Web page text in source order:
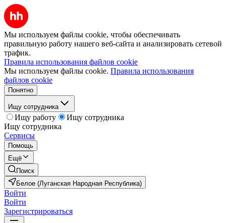
Мы используем файлы cookie, чтобы обеспечивать
правильную работу нашего веб-сайта и анализировать сетевой
трафик.
Правила использования файлов cookie
Мы используем файлы cookie. Правила использования
файлов cookie
Понятно
Ищу сотрудника
Ищу работу
Ищу сотрудника
Ищу сотрудника
Сервисы
Помощь
Ещё
Поиск
Белое (Луганская Народная Республика)
Войти
Войти
Зарегистрироваться